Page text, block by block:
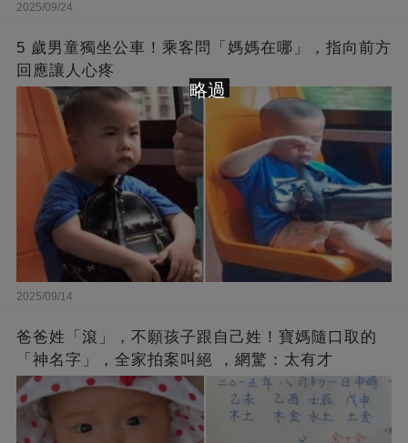
2025/09/24
5 歲男童獨坐公車！乘客問「媽媽在哪」，指向前方
回應讓人心疼
2025/09/14
爸爸姓「滾」，不願孩子跟自己姓！寶媽隨口取的
「神名字」，全家拍案叫絕 ，網驚：太有才
略過